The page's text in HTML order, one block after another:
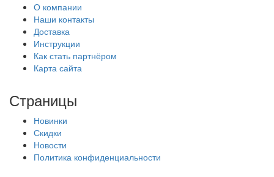
О компании
Наши контакты
Доставка
Инструкции
Как стать партнёром
Карта сайта
Страницы
Новинки
Скидки
Новости
Политика конфиденциальности